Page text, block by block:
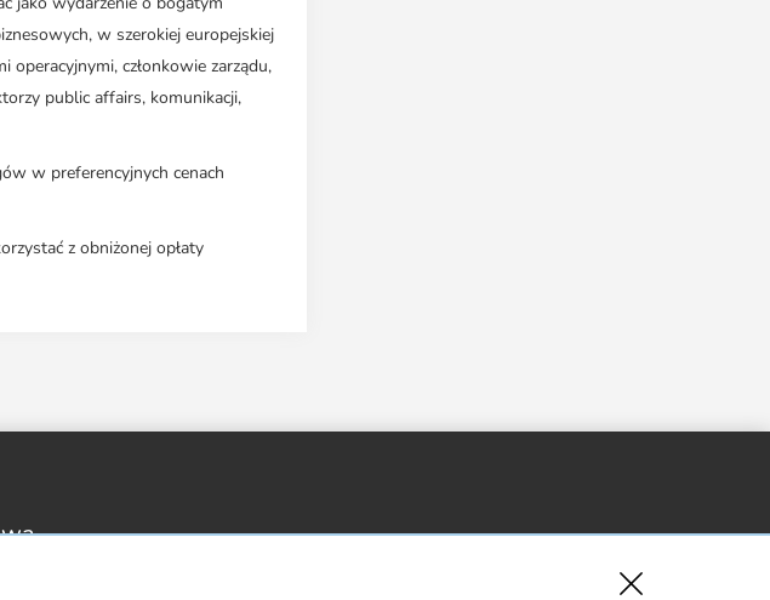
w szerokiej europejskiej
operacyjnymi, członkowie zarządu,
public affairs, komunikacji,
w preferencyjnych cenach
z obniżonej opłaty